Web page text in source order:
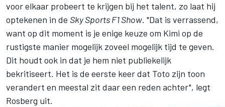
voor elkaar probeert te krijgen bij het talent, zo laat hij
optekenen in de Sky Sports F1 Show. "Dat is verrassend,
want op dit moment is je enige keuze om Kimi op de
rustigste manier mogelijk zoveel mogelijk tijd te geven.
Dit houdt ook in dat je hem niet publiekelijk
bekritiseert. Het is de eerste keer dat Toto zijn toon
verandert en meestal zit daar een reden achter", legt
Rosberg uit.